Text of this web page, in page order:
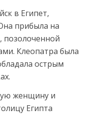
в Египет,
прибыла на
позолоченной
Клеопатра была
острым
женщину и
Египта